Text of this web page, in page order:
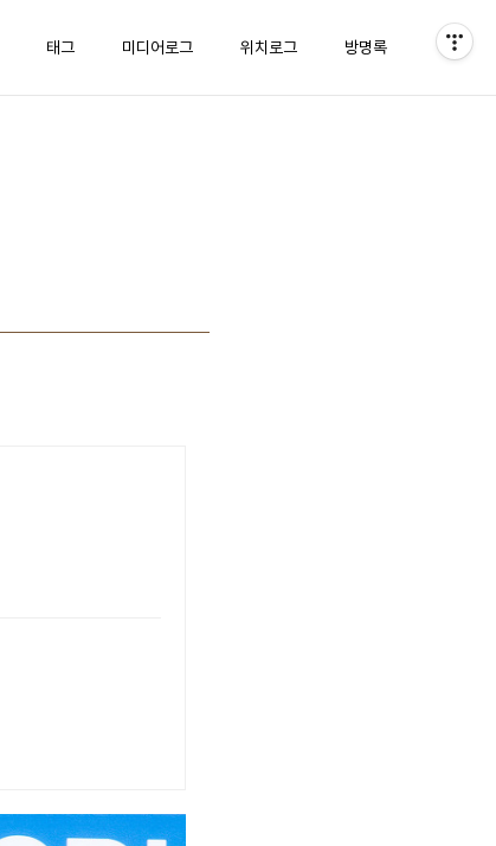
태그 미디어로그 위치로그 방명록